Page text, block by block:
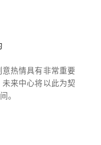
热情具有非常重要
来中心将以此为契
。